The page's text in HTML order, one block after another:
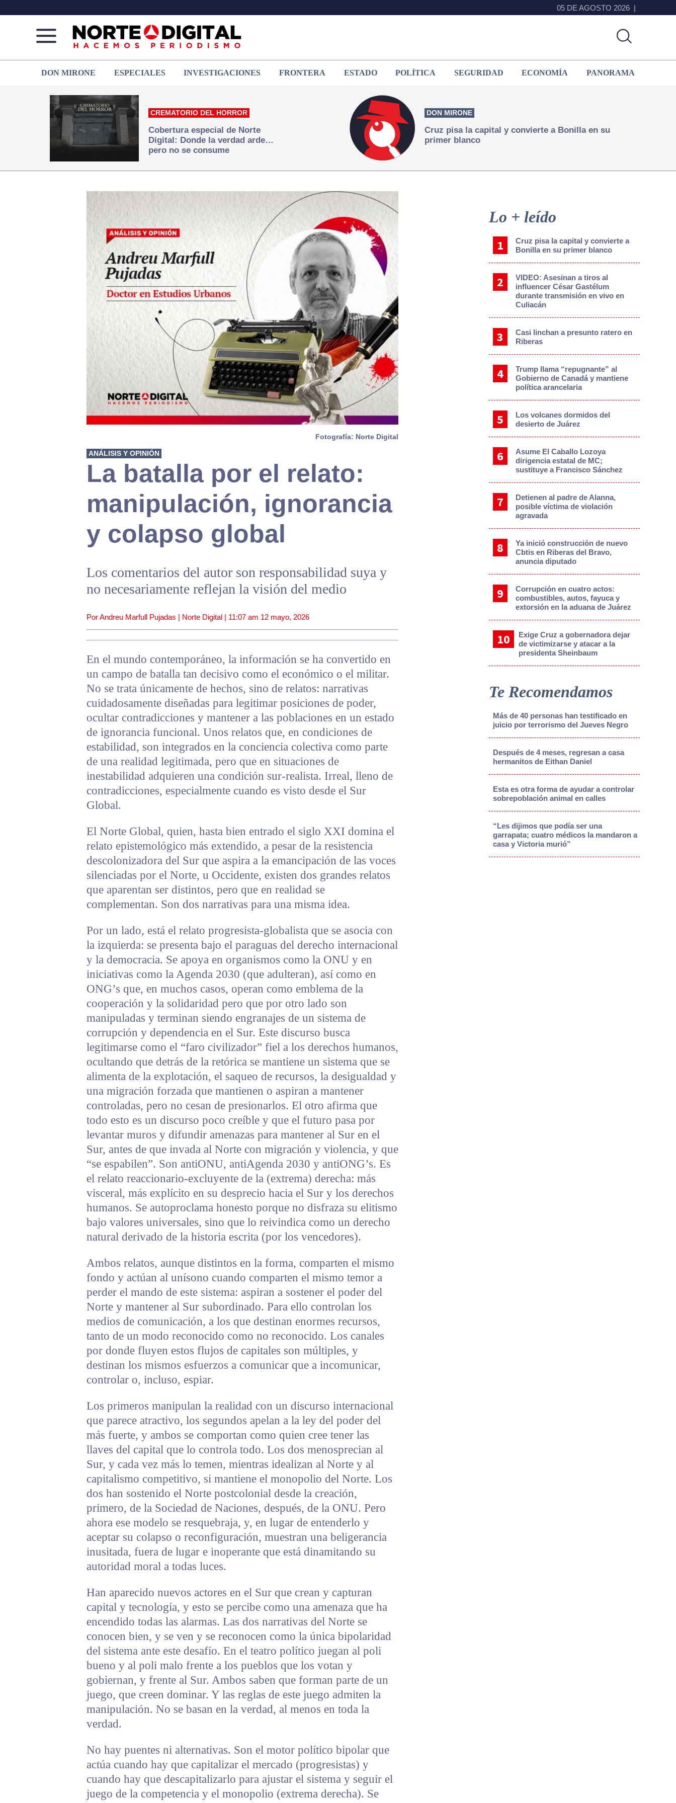
05 DE AGOSTO 2026
de
Juárez
que
hacemos periodismo
DON MIRONE ESPECIALES INVESTIGACIONES FRONTERA ESTADO POLÍTICA SEGURIDAD ECONOMÍA PANORAMA
CREMATORIO DEL HORROR
Cobertura especial de Norte
Digital: Donde la verdad arde…
pero no se consume
DON MIRONE
Cruz pisa la capital y convierte a Bonilla en su
primer blanco
Fotografía: Norte Digital
ANÁLISIS Y OPINIÓN
La batalla por el relato:
manipulación, ignorancia
y colapso global
Los comentarios del autor son responsabilidad suya y
no necesariamente reflejan la visión del medio
Por Andreu Marfull Pujadas | Norte Digital | 11:07 am 12 mayo, 2026
En el mundo contemporáneo, la información se ha convertido en
un campo de batalla tan decisivo como el económico o el militar.
No se trata únicamente de hechos, sino de relatos: narrativas
cuidadosamente diseñadas para legitimar posiciones de poder,
ocultar contradicciones y mantener a las poblaciones en un estado
de ignorancia funcional. Unos relatos que, en condiciones de
estabilidad, son integrados en la conciencia colectiva como parte
de una realidad legitimada, pero que en situaciones de
inestabilidad adquieren una condición sur-realista. Irreal, lleno de
contradicciones, especialmente cuando es visto desde el Sur
Global.
El Norte Global, quien, hasta bien entrado el siglo XXI domina el
relato epistemológico más extendido, a pesar de la resistencia
descolonizadora del Sur que aspira a la emancipación de las voces
silenciadas por el Norte, u Occidente, existen dos grandes relatos
que aparentan ser distintos, pero que en realidad se
complementan. Son dos narrativas para una misma idea.
Por un lado, está el relato progresista-globalista que se asocia con
la izquierda: se presenta bajo el paraguas del derecho internacional
y la democracia. Se apoya en organismos como la ONU y en
iniciativas como la Agenda 2030 (que adulteran), así como en
ONG’s que, en muchos casos, operan como emblema de la
cooperación y la solidaridad pero que por otro lado son
manipuladas y terminan siendo engranajes de un sistema de
corrupción y dependencia en el Sur. Este discurso busca
legitimarse como el “faro civilizador” fiel a los derechos humanos,
ocultando que detrás de la retórica se mantiene un sistema que se
alimenta de la explotación, el saqueo de recursos, la desigualdad y
una migración forzada que mantienen o aspiran a mantener
controladas, pero no cesan de presionarlos. El otro afirma que
todo esto es un discurso poco creíble y que el futuro pasa por
levantar muros y difundir amenazas para mantener al Sur en el
Sur, antes de que invada al Norte con migración y violencia, y que
“se espabilen”. Son antiONU, antiAgenda 2030 y antiONG’s. Es
el relato reaccionario-excluyente de la (extrema) derecha: más
visceral, más explícito en su desprecio hacia el Sur y los derechos
humanos. Se autoproclama honesto porque no disfraza su elitismo
bajo valores universales, sino que lo reivindica como un derecho
natural derivado de la historia escrita (por los vencedores).
Ambos relatos, aunque distintos en la forma, comparten el mismo
fondo y actúan al unísono cuando comparten el mismo temor a
perder el mando de este sistema: aspiran a sostener el poder del
Norte y mantener al Sur subordinado. Para ello controlan los
medios de comunicación, a los que destinan enormes recursos,
tanto de un modo reconocido como no reconocido. Los canales
por donde fluyen estos flujos de capitales son múltiples, y
destinan los mismos esfuerzos a comunicar que a incomunicar,
controlar o, incluso, espiar.
Los primeros manipulan la realidad con un discurso internacional
que parece atractivo, los segundos apelan a la ley del poder del
más fuerte, y ambos se comportan como quien cree tener las
llaves del capital que lo controla todo. Los dos menosprecian al
Sur, y cada vez más lo temen, mientras idealizan al Norte y al
capitalismo competitivo, si mantiene el monopolio del Norte. Los
dos han sostenido el Norte postcolonial desde la creación,
primero, de la Sociedad de Naciones, después, de la ONU. Pero
ahora ese modelo se resquebraja, y, en lugar de entenderlo y
aceptar su colapso o reconfiguración, muestran una beligerancia
inusitada, fuera de lugar e inoperante que está dinamitando su
autoridad moral a todas luces.
Han aparecido nuevos actores en el Sur que crean y capturan
capital y tecnología, y esto se percibe como una amenaza que ha
encendido todas las alarmas. Las dos narrativas del Norte se
conocen bien, y se ven y se reconocen como la única bipolaridad
del sistema ante este desafío. En el teatro político juegan al poli
bueno y al poli malo frente a los pueblos que los votan y
gobiernan, y frente al Sur. Ambos saben que forman parte de un
juego, que creen dominar. Y las reglas de este juego admiten la
manipulación. No se basan en la verdad, al menos en toda la
verdad.
No hay puentes ni alternativas. Son el motor político bipolar que
actúa cuando hay que capitalizar el mercado (progresistas) y
cuando hay que descapitalizarlo para ajustar el sistema y seguir el
juego de la competencia y el monopolio (extrema derecha). Se
Sidebar
Lo + leído
Cruz pisa la capital y convierte a
Bonilla en su primer blanco
VIDEO: Asesinan a tiros al
influencer César Gastélum
durante transmisión en vivo en
Culiacán
Casi linchan a presunto ratero en
Riberas
Trump llama “repugnante” al
Gobierno de Canadá y mantiene
política arancelaria
Los volcanes dormidos del
desierto de Juárez
Asume El Caballo Lozoya
dirigencia estatal de MC;
sustituye a Francisco Sánchez
Detienen al padre de Alanna,
posible víctima de violación
agravada
Ya inició construcción de nuevo
Cbtis en Riberas del Bravo,
anuncia diputado
Corrupción en cuatro actos:
combustibles, autos, fayuca y
extorsión en la aduana de Juárez
Exige Cruz a gobernadora dejar
de victimizarse y atacar a la
presidenta Sheinbaum
Te Recomendamos
Más de 40 personas han testificado en
juicio por terrorismo del Jueves Negro
Después de 4 meses, regresan a casa
hermanitos de Eithan Daniel
Esta es otra forma de ayudar a controlar
sobrepoblación animal en calles
“Les dijimos que podía ser una
garrapata; cuatro médicos la mandaron a
casa y Victoria murió”